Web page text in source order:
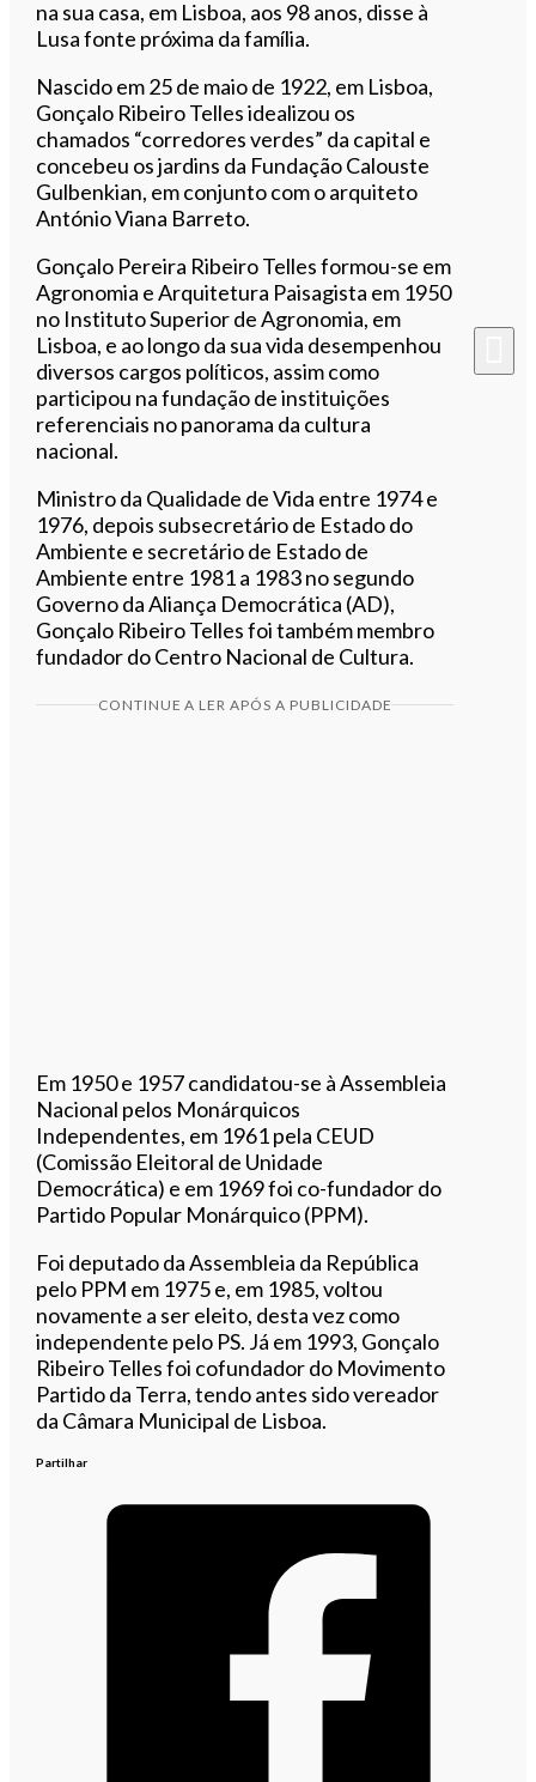
na sua casa, em Lisboa, aos 98 anos, disse à
Lusa fonte próxima da família.
Nascido em 25 de maio de 1922, em Lisboa,
Gonçalo Ribeiro Telles idealizou os
chamados “corredores verdes” da capital e
concebeu os jardins da Fundação Calouste
Gulbenkian, em conjunto com o arquiteto
António Viana Barreto.
Gonçalo Pereira Ribeiro Telles formou-se em
Agronomia e Arquitetura Paisagista em 1950
no Instituto Superior de Agronomia, em
Lisboa, e ao longo da sua vida desempenhou
diversos cargos políticos, assim como
participou na fundação de instituições
referenciais no panorama da cultura
nacional.
Ministro da Qualidade de Vida entre 1974 e
1976, depois subsecretário de Estado do
Ambiente e secretário de Estado de
Ambiente entre 1981 a 1983 no segundo
Governo da Aliança Democrática (AD),
Gonçalo Ribeiro Telles foi também membro
fundador do Centro Nacional de Cultura.
CONTINUE A LER APÓS A PUBLICIDADE
Em 1950 e 1957 candidatou-se à Assembleia
Nacional pelos Monárquicos
Independentes, em 1961 pela CEUD
(Comissão Eleitoral de Unidade
Democrática) e em 1969 foi co-fundador do
Partido Popular Monárquico (PPM).
Foi deputado da Assembleia da República
pelo PPM em 1975 e, em 1985, voltou
novamente a ser eleito, desta vez como
independente pelo PS. Já em 1993, Gonçalo
Ribeiro Telles foi cofundador do Movimento
Partido da Terra, tendo antes sido vereador
da Câmara Municipal de Lisboa.
Partilhar